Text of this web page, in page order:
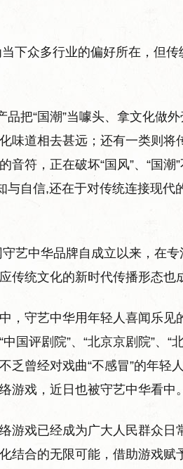
下众多行业的偏好所在，但
品把“国潮”当噱头、拿文化做
味道相去甚远；还有一类则将
符，正在破坏“国风”、“国潮”
与自信,还在于对传统连接现代
艺中华品牌自成立以来，在
传统文化的新时代传播形态也
，守艺中华用年轻人喜闻乐见
国评剧院”、“北京京剧院”、“
乏曾经对戏曲“不感冒”的年轻
戏，近日也被守艺中华看中。
游戏已经成为广大人民群众日
结合的无限可能，借助游戏赋